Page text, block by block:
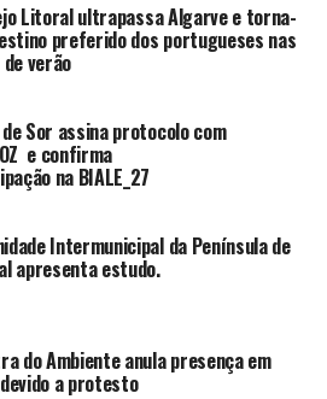
Litoral ultrapassa Algarve e torna-
preferido dos portugueses nas
verão
Sor assina protocolo com
e confirma
na BIALE_27
Intermunicipal da Península de
apresenta estudo.
do Ambiente anula presença em
a protesto